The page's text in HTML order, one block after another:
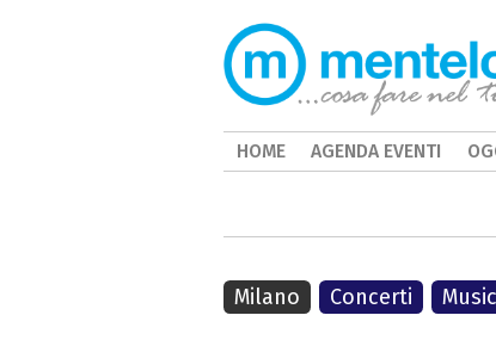
Milano Concerti
HOME AGENDA EVENTI